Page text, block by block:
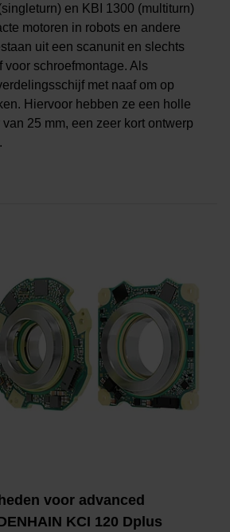
en KBI 1300 (multiturn)
motoren in robots en andere
uit een scanunit en slechts
schroefmontage. Als
met naaf om op
Hiervoor hebben ze een holle
25 mm, een zeer kort ontwerp
voor advanced
KCI 120 Dplus